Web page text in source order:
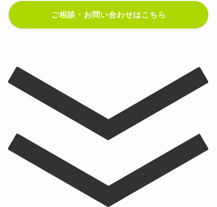
ご相談・お問い合わせはこちら